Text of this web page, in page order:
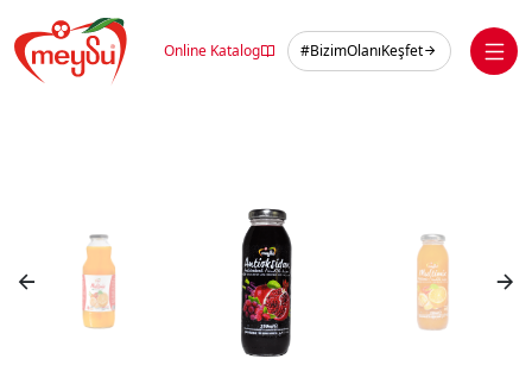
to
content
Online Katalog #BizimOlanıKeşfet